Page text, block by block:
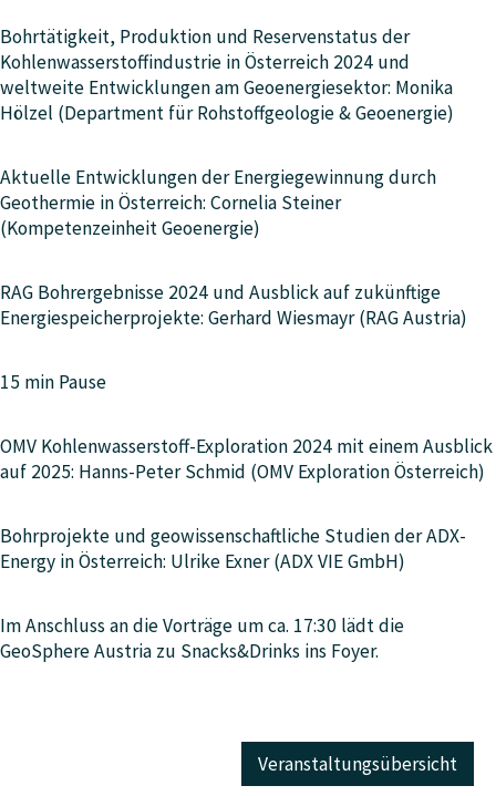
Bohrtätigkeit, Produktion und Reservenstatus der
Kohlenwasserstoffindustrie in Österreich 2024 und
weltweite Entwicklungen am Geoenergiesektor: Monika
Hölzel (Department für Rohstoffgeologie & Geoenergie)
Aktuelle Entwicklungen der Energiegewinnung durch
Geothermie in Österreich: Cornelia Steiner
(Kompetenzeinheit Geoenergie)
RAG Bohrergebnisse 2024 und Ausblick auf zukünftige
Energiespeicherprojekte: Gerhard Wiesmayr (RAG Austria)
15 min Pause
OMV Kohlenwasserstoff-Exploration 2024 mit einem Ausblick
auf 2025: Hanns-Peter Schmid (OMV Exploration Österreich)
Bohrprojekte und geowissenschaftliche Studien der ADX-
Energy in Österreich: Ulrike Exner (ADX VIE GmbH)
Im Anschluss an die Vorträge um ca. 17:30 lädt die
GeoSphere Austria zu Snacks&Drinks ins Foyer.
Veranstaltungsübersicht